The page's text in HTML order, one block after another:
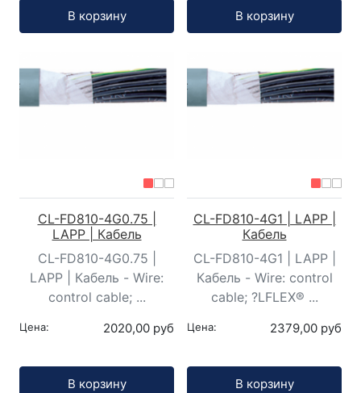
В корзину В корзину
CL-FD810-4G0.75 |
LAPP | Кабель
CL-FD810-4G0.75 |
LAPP | Кабель - Wire:
control cable; ...
Цена: 2020,00 руб
В корзину
CL-FD810-4G1 | LAPP |
Кабель
CL-FD810-4G1 | LAPP |
Кабель - Wire: control
cable; ?LFLEX® ...
Цена: 2379,00 руб
В корзину